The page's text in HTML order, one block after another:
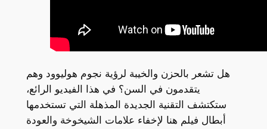
هل تشعر بالحزن والخيبة لرؤية نجوم هوليوود وهم
يتقدمون في السن؟ في هذا الفيديو الرائع،
ستكتشف التقنية الجديدة المذهلة التي تستخدمها
أبطال فيلم هنا لإخفاء علامات الشيخوخة والعودة